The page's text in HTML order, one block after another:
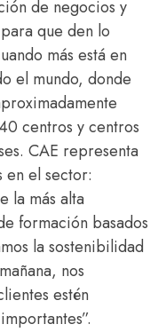
de negocios y
que den lo
más está en
el mundo, donde
centros y centros
CAE representa
en el sector:
la más alta
formación basados
la sostenibilidad
nos
estén